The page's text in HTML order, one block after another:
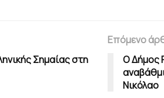
Σημαίας στη
Επόμενο
Ο Δήμος
Νικόλαο